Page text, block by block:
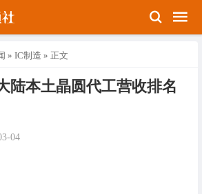
» IC制造 » 正文
陆本土晶圆代工营收排名
04